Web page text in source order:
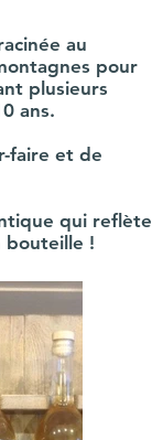
au
pour
plusieurs
ans.
faire et de
qui reflète
bouteille !